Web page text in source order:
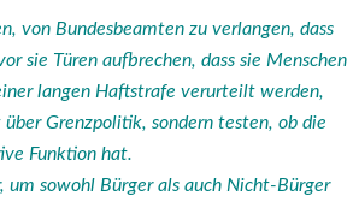
von Bun­des­be­am­ten zu ver­lan­gen, dass
sie Türen auf­bre­chen, dass sie Men­schen
lan­gen Haft­stra­fe ver­ur­teilt wer­den,
Grenz­po­li­tik, son­dern tes­ten, ob die
Funk­ti­on hat.
sowohl Bür­ger als auch Nicht-Bür­ger